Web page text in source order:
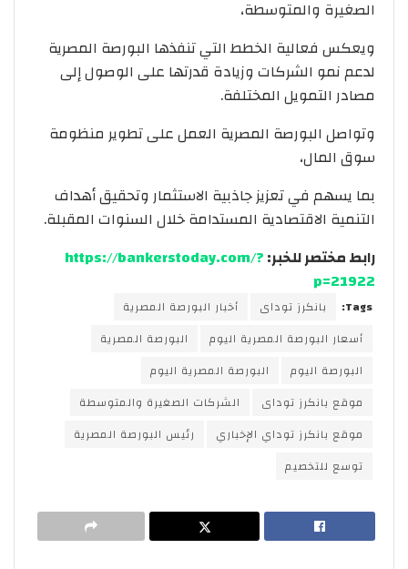
الصغيرة والمتوسطة،
ويعكس فعالية الخطط التي تنفذها البورصة المصرية
لدعم نمو الشركات وزيادة قدرتها على الوصول إلى
مصادر التمويل المختلفة.
وتواصل البورصة المصرية العمل على تطوير منظومة
سوق المال،
بما يسهم في تعزيز جاذبية الاستثمار وتحقيق أهداف
التنمية الاقتصادية المستدامة خلال السنوات المقبلة.
رابط مختصر للخبر:https://bankerstoday.com/?
p=21922
Tags: بانكرز توداى
أخبار البورصة المصرية
أسعار البورصة المصرية اليوم
البورصة المصرية
البورصة اليوم
البورصة المصرية اليوم
موقع بانكرز توداى
الشركات الصغيرة والمتوسطة
موقع بانكرز توداي الإخباري
رئيس البورصة المصرية
توسع للتخصيم